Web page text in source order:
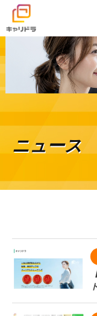
ニュース
キャリドラに
キャリドラの強
コース・カリキ
受講生の声
ニュース